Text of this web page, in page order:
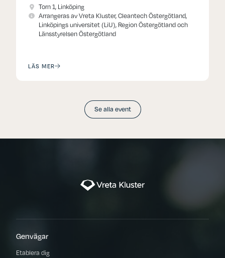
Torn 1, Linköping
Arrangeras av Vreta Kluster, Cleantech Östergötland,
Linköpings universitet (LiU), Region Östergötland och
Länsstyrelsen Östergötland
LÄS MER
Se alla event
Genvägar
Etablera dig